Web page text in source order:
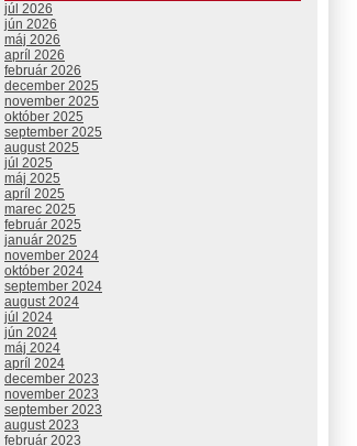
júl 2026
jún 2026
máj 2026
apríl 2026
február 2026
december 2025
november 2025
október 2025
september 2025
august 2025
júl 2025
máj 2025
apríl 2025
marec 2025
február 2025
január 2025
november 2024
október 2024
september 2024
august 2024
júl 2024
jún 2024
máj 2024
apríl 2024
december 2023
november 2023
september 2023
august 2023
február 2023